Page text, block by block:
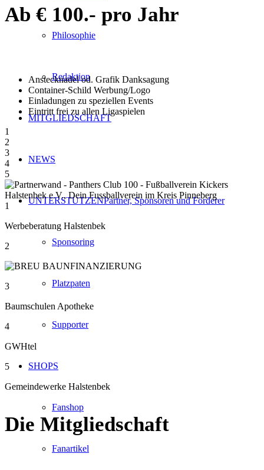
Philosophie
Redaktion
MITGLIEDSCHAFT
NEWS
UNTERSTÜTZENPartner, Sponsoren und Förderer
Sponsoring
Platzpaten
Supporter
SHOPS
Fanshop
Fanartikel
Ab € 100.- pro Jahr
Anstecknadel od. Grafik Danksagung
Container-Schild Werbung/Logo
Einladungen zu speziellen Events
Eintritt frei zu allen Ligaspielen
1
2
3
4
5
1
Werbeberatung Halstenbek
2
3
Baumschulen Apotheke
4
GWHtel
5
Gemeindewerke Halstenbek
Die Mitgliedschaft